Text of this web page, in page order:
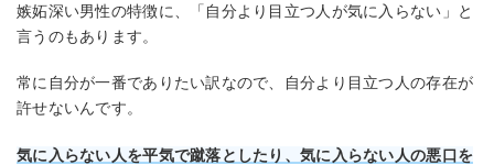
嫉妬深い男性の特徴に、「自分より目立つ人が気に入らない」と
言うのもあります。
常に自分が一番でありたい訳なので、自分より目立つ人の存在が
許せないんです。
気に入らない人を平気で蹴落としたり、気に入らない人の悪口を